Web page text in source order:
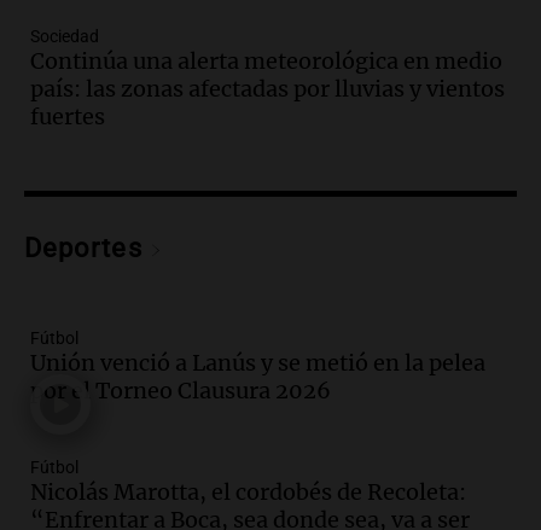
organizaciones sociales se unen contra
la eliminación de beneficios económicos
Panorama Federal
homenaje al maestro Pelli
Episodios
recolección de alimentos
Panorama Federal
Episodios
el Mundial de Natación en aguas gélidas
frente al Perito Moreno
Turno Noche
Sociedad
Continúa una alerta meteorológica en medio
país: las zonas afectadas por lluvias y vientos
fuertes
Deportes
Fútbol
Unión venció a Lanús y se metió en la pelea
por el Torneo Clausura 2026
Fútbol
Nicolás Marotta, el cordobés de Recoleta:
“Enfrentar a Boca, sea donde sea, va a ser